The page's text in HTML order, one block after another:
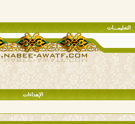
التعليمـــات
الإهداءات